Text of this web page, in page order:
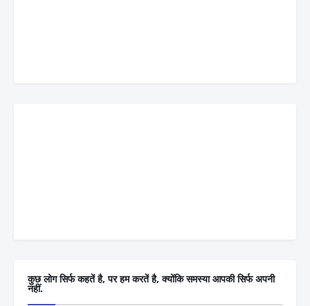
कुछ लोग सिर्फ कहतें है, पर हम करतें है, क्योंकि समस्या आपकी सिर्फ अपनी
नहीं.